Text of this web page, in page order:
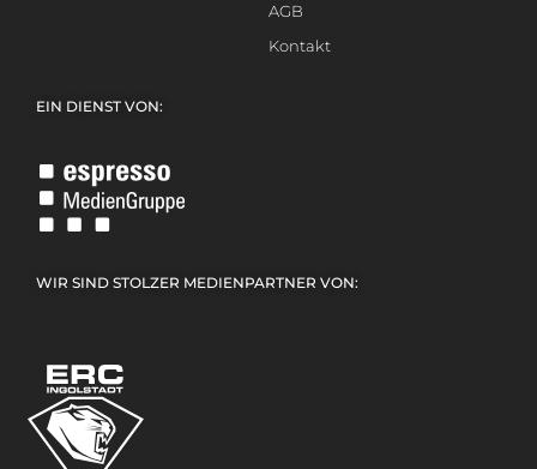
AGB
Kontakt
EIN DIENST VON:
WIR SIND STOLZER MEDIENPARTNER VON: